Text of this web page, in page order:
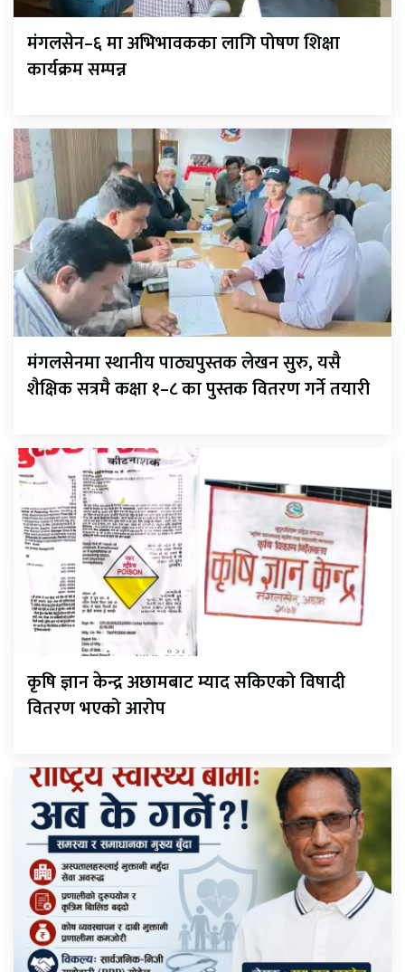
मंगलसेन–६ मा अभिभावकका लागि पोषण शिक्षा
कार्यक्रम सम्पन्न
मंगलसेनमा स्थानीय पाठ्यपुस्तक लेखन सुरु, यसै
शैक्षिक सत्रमै कक्षा १–८ का पुस्तक वितरण गर्ने तयारी
कृषि ज्ञान केन्द्र अछामबाट म्याद सकिएको विषादी
वितरण भएको आरोप